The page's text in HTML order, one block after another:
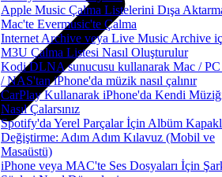
Apple Music Çalma Listelerini Dışa
Mac'te Evermusic'te Çalma
Internet Archive veya Live Music Archive
M3U Çalma Listesi Nasıl Oluşturulur
Kodi DLNA sunucusu kullanarak Mac /
/ NAS'tan iPhone'da müzik nasıl çalınır
CarPlay Kullanarak iPhone'da Kendi
Nasıl Çalarsınız
Spotify'da Yerel Parçalar İçin Albüm
Değiştirme: Adım Adım Kılavuz (Mobil ve
Masaüstü)
iPhone veya MAC'te Ses Dosyaları İçin